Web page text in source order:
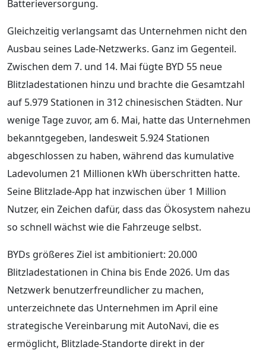
Batterieversorgung.
Gleichzeitig verlangsamt das Unternehmen nicht den
Ausbau seines Lade-Netzwerks. Ganz im Gegenteil.
Zwischen dem 7. und 14. Mai fügte BYD 55 neue
Blitzladestationen hinzu und brachte die Gesamtzahl
auf 5.979 Stationen in 312 chinesischen Städten. Nur
wenige Tage zuvor, am 6. Mai, hatte das Unternehmen
bekanntgegeben, landesweit 5.924 Stationen
abgeschlossen zu haben, während das kumulative
Ladevolumen 21 Millionen kWh überschritten hatte.
Seine Blitzlade-App hat inzwischen über 1 Million
Nutzer, ein Zeichen dafür, dass das Ökosystem nahezu
so schnell wächst wie die Fahrzeuge selbst.
BYDs größeres Ziel ist ambitioniert: 20.000
Blitzladestationen in China bis Ende 2026. Um das
Netzwerk benutzerfreundlicher zu machen,
unterzeichnete das Unternehmen im April eine
strategische Vereinbarung mit AutoNavi, die es
ermöglicht, Blitzlade-Standorte direkt in der